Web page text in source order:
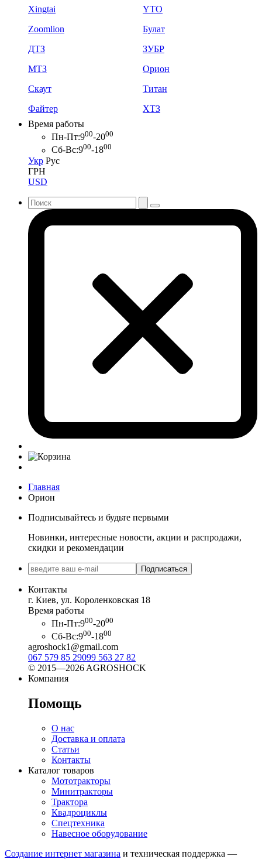
Xingtai
YTO
Zoomlion
Булат
ДТЗ
ЗУБР
МТЗ
Орион
Скаут
Титан
Файтер
ХТЗ
Время работы
Пн-Пт:900-2000
Сб-Вс:900-1800
Укр Рус
ГРН
USD
Главная
Орион
Подписывайтесь и будьте первыми
Новинки, интересные новости, акции и распродажи,
скидки и рекомендации
Подписаться
Контакты
г. Киев, ул. Короленковская 18
Время работы
Пн-Пт:900-2000
Сб-Вс:900-1800
agroshock1@gmail.com
067 579 85 29099 563 27 82
© 2015—2026 AGROSHOCK
Компания
Помощь
О нас
Доставка и оплата
Статьи
Контакты
Каталог товаров
Мототракторы
Минитракторы
Трактора
Квадроциклы
Спецтехника
Навесное оборудование
Создание интернет магазина и техническая поддержка —